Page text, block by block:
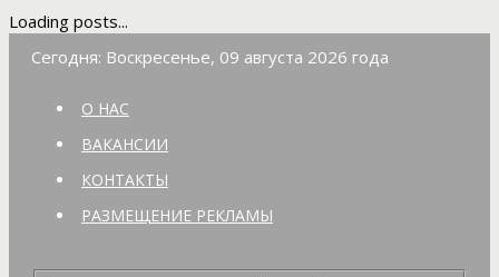
Loading posts...
Сегодня: Воскресенье, 09 августа 2026 года
О НАС
ВАКАНСИИ
КОНТАКТЫ
РАЗМЕЩЕНИЕ РЕКЛАМЫ